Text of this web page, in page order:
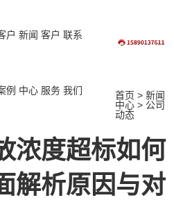
户
例
新闻
中心
客户
服务
联系
我们 首页 >新闻
中心 > 公司
动态
浓度超标如何
解析原因与对